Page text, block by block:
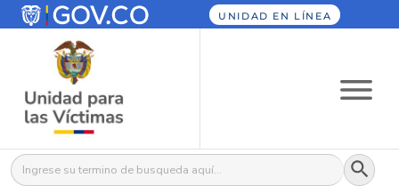
UNIDAD EN LÍNEA
Buscar: Botón